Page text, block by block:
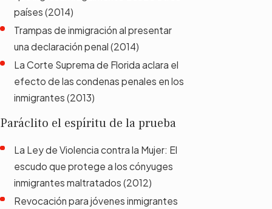
países (2014)
Trampas de inmigración al presentar
una declaración penal (2014)
La Corte Suprema de Florida aclara el
efecto de las condenas penales en los
inmigrantes (2013)
Paráclito el espíritu de la prueba
La Ley de Violencia contra la Mujer: El
escudo que protege a los cónyuges
inmigrantes maltratados (2012)
Revocación para jóvenes inmigrantes